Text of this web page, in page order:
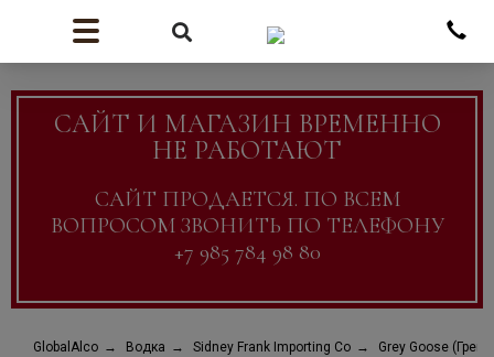
САЙТ И МАГАЗИН ВРЕМЕННО
НЕ РАБОТАЮТ
САЙТ ПРОДАЕТСЯ. ПО ВСЕМ
ВОПРОСОМ ЗВОНИТЬ ПО ТЕЛЕФОНУ
+7 985 784 98 80
GlobalAlco Водка Sidney Frank Importing Co Grey Goose (Грей